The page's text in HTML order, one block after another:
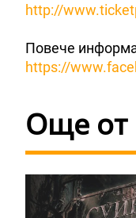
http://
Повече
https://
Още от